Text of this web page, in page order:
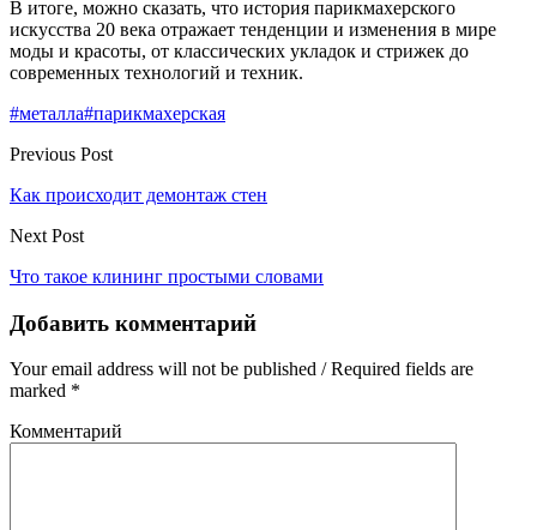
В итоге, можно сказать, что история парикмахерского
искусства 20 века отражает тенденции и изменения в мире
моды и красоты, от классических укладок и стрижек до
современных технологий и техник.
#металла#парикмахерская
Previous Post
Как происходит демонтаж стен
Next Post
Что такое клининг простыми словами
Добавить комментарий
Your email address will not be published / Required fields are
marked *
Комментарий